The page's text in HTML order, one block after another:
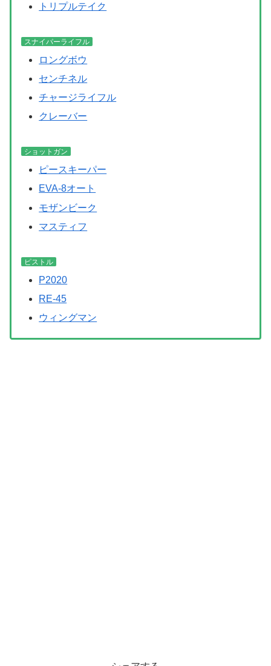
トリプルテイク
スナイパーライフル
ロングボウ
センチネル
チャージライフル
クレーバー
ショットガン
ピースキーパー
EVA-8オート
モザンビーク
マスティフ
ピストル
P2020
RE-45
ウィングマン